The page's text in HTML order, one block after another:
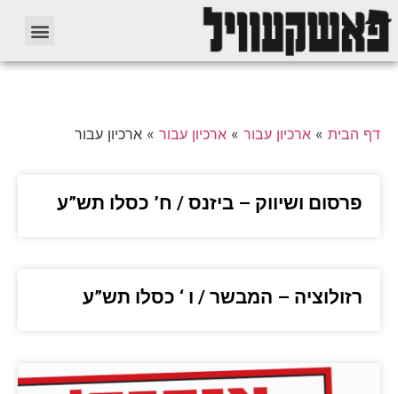
דף הבית » ארכיון עבור » ארכיון עבור » ארכיון עבור
פרסום ושיווק – ביזנס / ח’ כסלו תש”ע
רזולוציה – המבשר / ו ‘ כסלו תש”ע